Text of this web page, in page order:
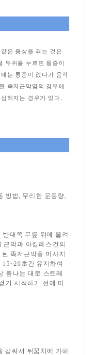
은 증상을 겪는 것은
부위를 누르면 통증이
는 통증이 없다가 움직
족저근막염의 경우에
해지는 경우가 있다.
방법, 무리한 운동량,
대쪽 무릎 위에 올려
근막과 아킬레스건의
족저근막을 마사지
초간 유지하여
틈나는 대로 스트레
기 시작하기 전에 미
감싸서 뒤꿈치에 가해